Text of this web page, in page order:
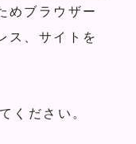
めブラウザー
ス、サイトを
ください。